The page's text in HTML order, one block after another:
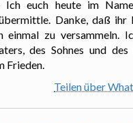
Ich euch heute im
Danke, daß
einmal zu versammeln.
des Sohnes und
Frieden.
Teilen über